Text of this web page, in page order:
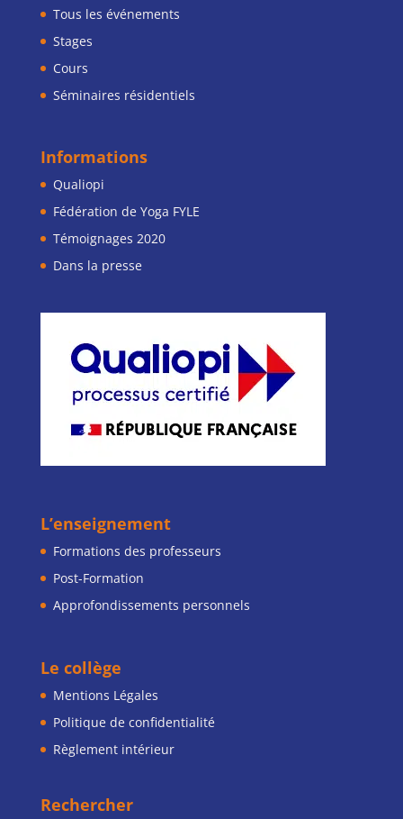
Tous les événements
Stages
Cours
Séminaires résidentiels
Informations
Qualiopi
Fédération de Yoga FYLE
Témoignages 2020
Dans la presse
L’enseignement
Formations des professeurs
Post-Formation
Approfondissements personnels
Le collège
Mentions Légales
Politique de confidentialité
Règlement intérieur
Rechercher